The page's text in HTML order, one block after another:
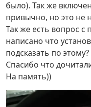
было). Так же
привычно, но это не
Так же есть вопрос с
написано что
подсказать по этому?
Спасибо что
На память))